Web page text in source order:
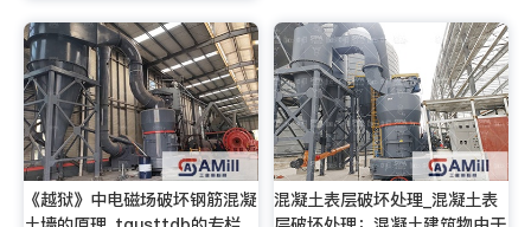
《越狱》中电磁场破坏钢筋混凝
混凝土表层破坏处理_混凝土表